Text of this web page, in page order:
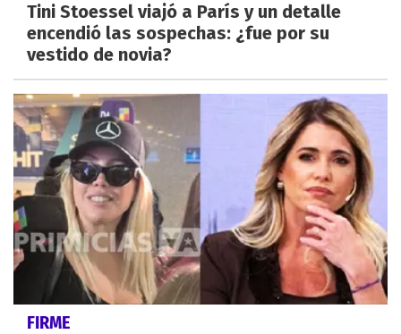
Tini Stoessel viajó a París y un detalle
encendió las sospechas: ¿fue por su
vestido de novia?
FIRME